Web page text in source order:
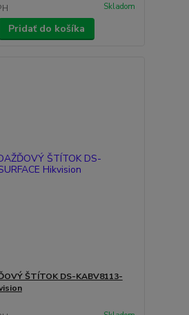
Skladom
Pridať do košíka
ŠTÍTOK DS-KABV8113-